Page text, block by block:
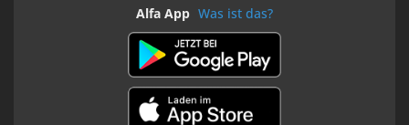
Alfa App Was ist das?